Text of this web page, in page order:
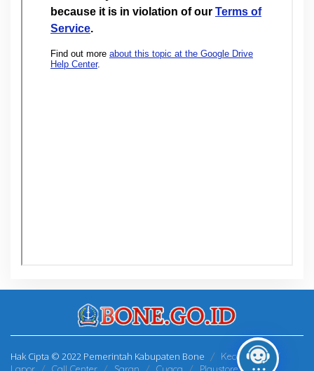
Hak Cipta © 2022 Pemerintah Kabupaten Bone
Kecamatan